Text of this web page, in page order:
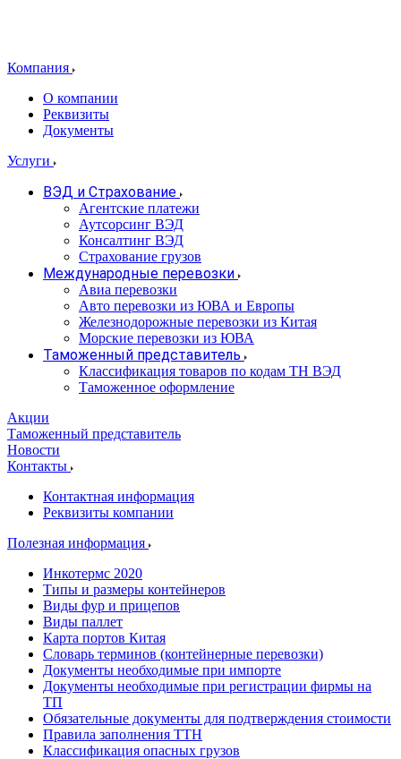
Компания
О компании
Реквизиты
Документы
Услуги
ВЭД и Страхование
Агентские платежи
Аутсорсинг ВЭД
Консалтинг ВЭД
Страхование грузов
Международные перевозки
Авиа перевозки
Авто перевозки из ЮВА и Европы
Железнодорожные перевозки из Китая
Морские перевозки из ЮВА
Таможенный представитель
Классификация товаров по кодам ТН ВЭД
Таможенное оформление
Акции
Таможенный представитель
Новости
Контакты
Контактная информация
Реквизиты компании
Полезная информация
Инкотермс 2020
Типы и размеры контейнеров
Виды фур и прицепов
Виды паллет
Карта портов Китая
Словарь терминов (контейнерные перевозки)
Документы необходимые при импорте
Документы необходимые при регистрации фирмы на
ТП
Обязательные документы для подтверждения стоимости
Правила заполнения ТТН
Классификация опасных грузов